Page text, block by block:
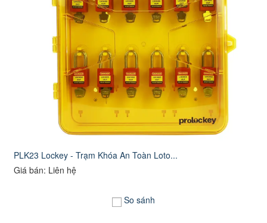
PLK23 Lockey - Trạm Khóa An Toàn Loto...
Giá bán: Liên hệ
So sánh